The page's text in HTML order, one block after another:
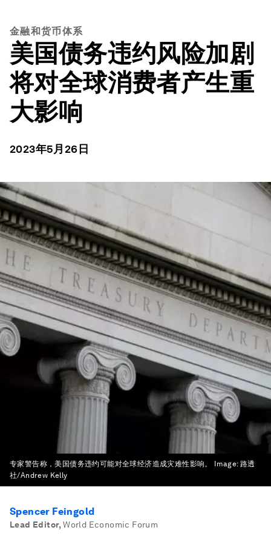
金融和货币体系
美国债务违约风险加剧
将对全球消费者产生重
大影响
2023年5月26日
专家警告称，美国债务违约可能对全球经济造成灾难性影响。 Image:路透
社/Andrew Kelly
Spencer Feingold
Lead Editor, World Economic Forum